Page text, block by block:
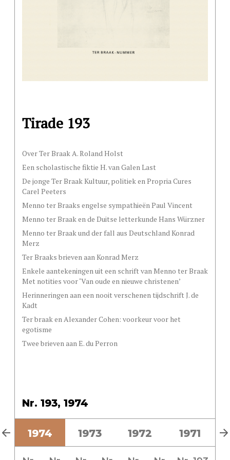
Tirade 193
Over Ter Braak A. Roland Holst
Een scholastische fiktie H. van Galen Last
De jonge Ter Braak Kultuur, politiek en Propria Cures
Carel Peeters
Menno ter Braaks engelse sympathieën Paul Vincent
Menno ter Braak en de Duitse letterkunde Hans Würzner
Menno ter Braak und der fall aus Deutschland Konrad
Merz
Ter Braaks brieven aan Konrad Merz
Enkele aantekeningen uit een schrift van Menno ter Braak
Met notities voor ‘Van oude en nieuwe christenen’
Herinneringen aan een nooit verschenen tijdschrift J. de
Kadt
Ter braak en Alexander Cohen: voorkeur voor het
egotisme
Twee brieven aan E. du Perron
Nr. 193, 1974
1974 1973 1972 1971